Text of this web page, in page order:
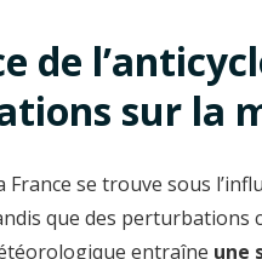
de
sur la
se trouve sous
que des perturbations
entraîne une